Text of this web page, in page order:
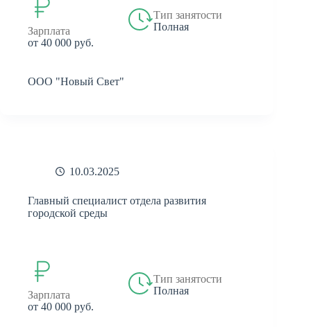
Зарплата
от 40 000 руб.
Тип занятости
Полная
ООО "Новый Свет"
10.03.2025
Главный специалист отдела развития
городской среды
Зарплата
от 40 000 руб.
Тип занятости
Полная